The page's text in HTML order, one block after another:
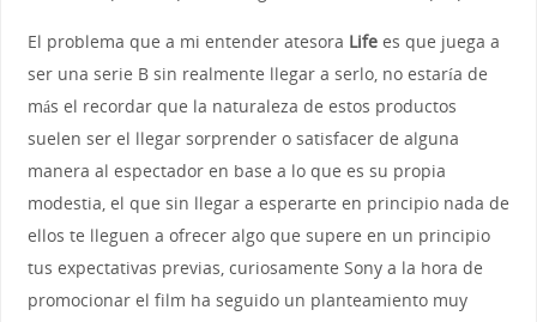
El problema que a mi entender atesora Lifees que juega a
ser una serie B sin realmente llegar a serlo, no estaría de
más el recordar que la naturaleza de estos productos
suelen ser el llegar sorprender o satisfacer de alguna
manera al espectador en base a lo que es su propia
modestia, el que sin llegar a esperarte en principio nada de
ellos te lleguen a ofrecer algo que supere en un principio
tus expectativas previas, curiosamente Sony a la hora de
promocionar el film ha seguido un planteamiento muy